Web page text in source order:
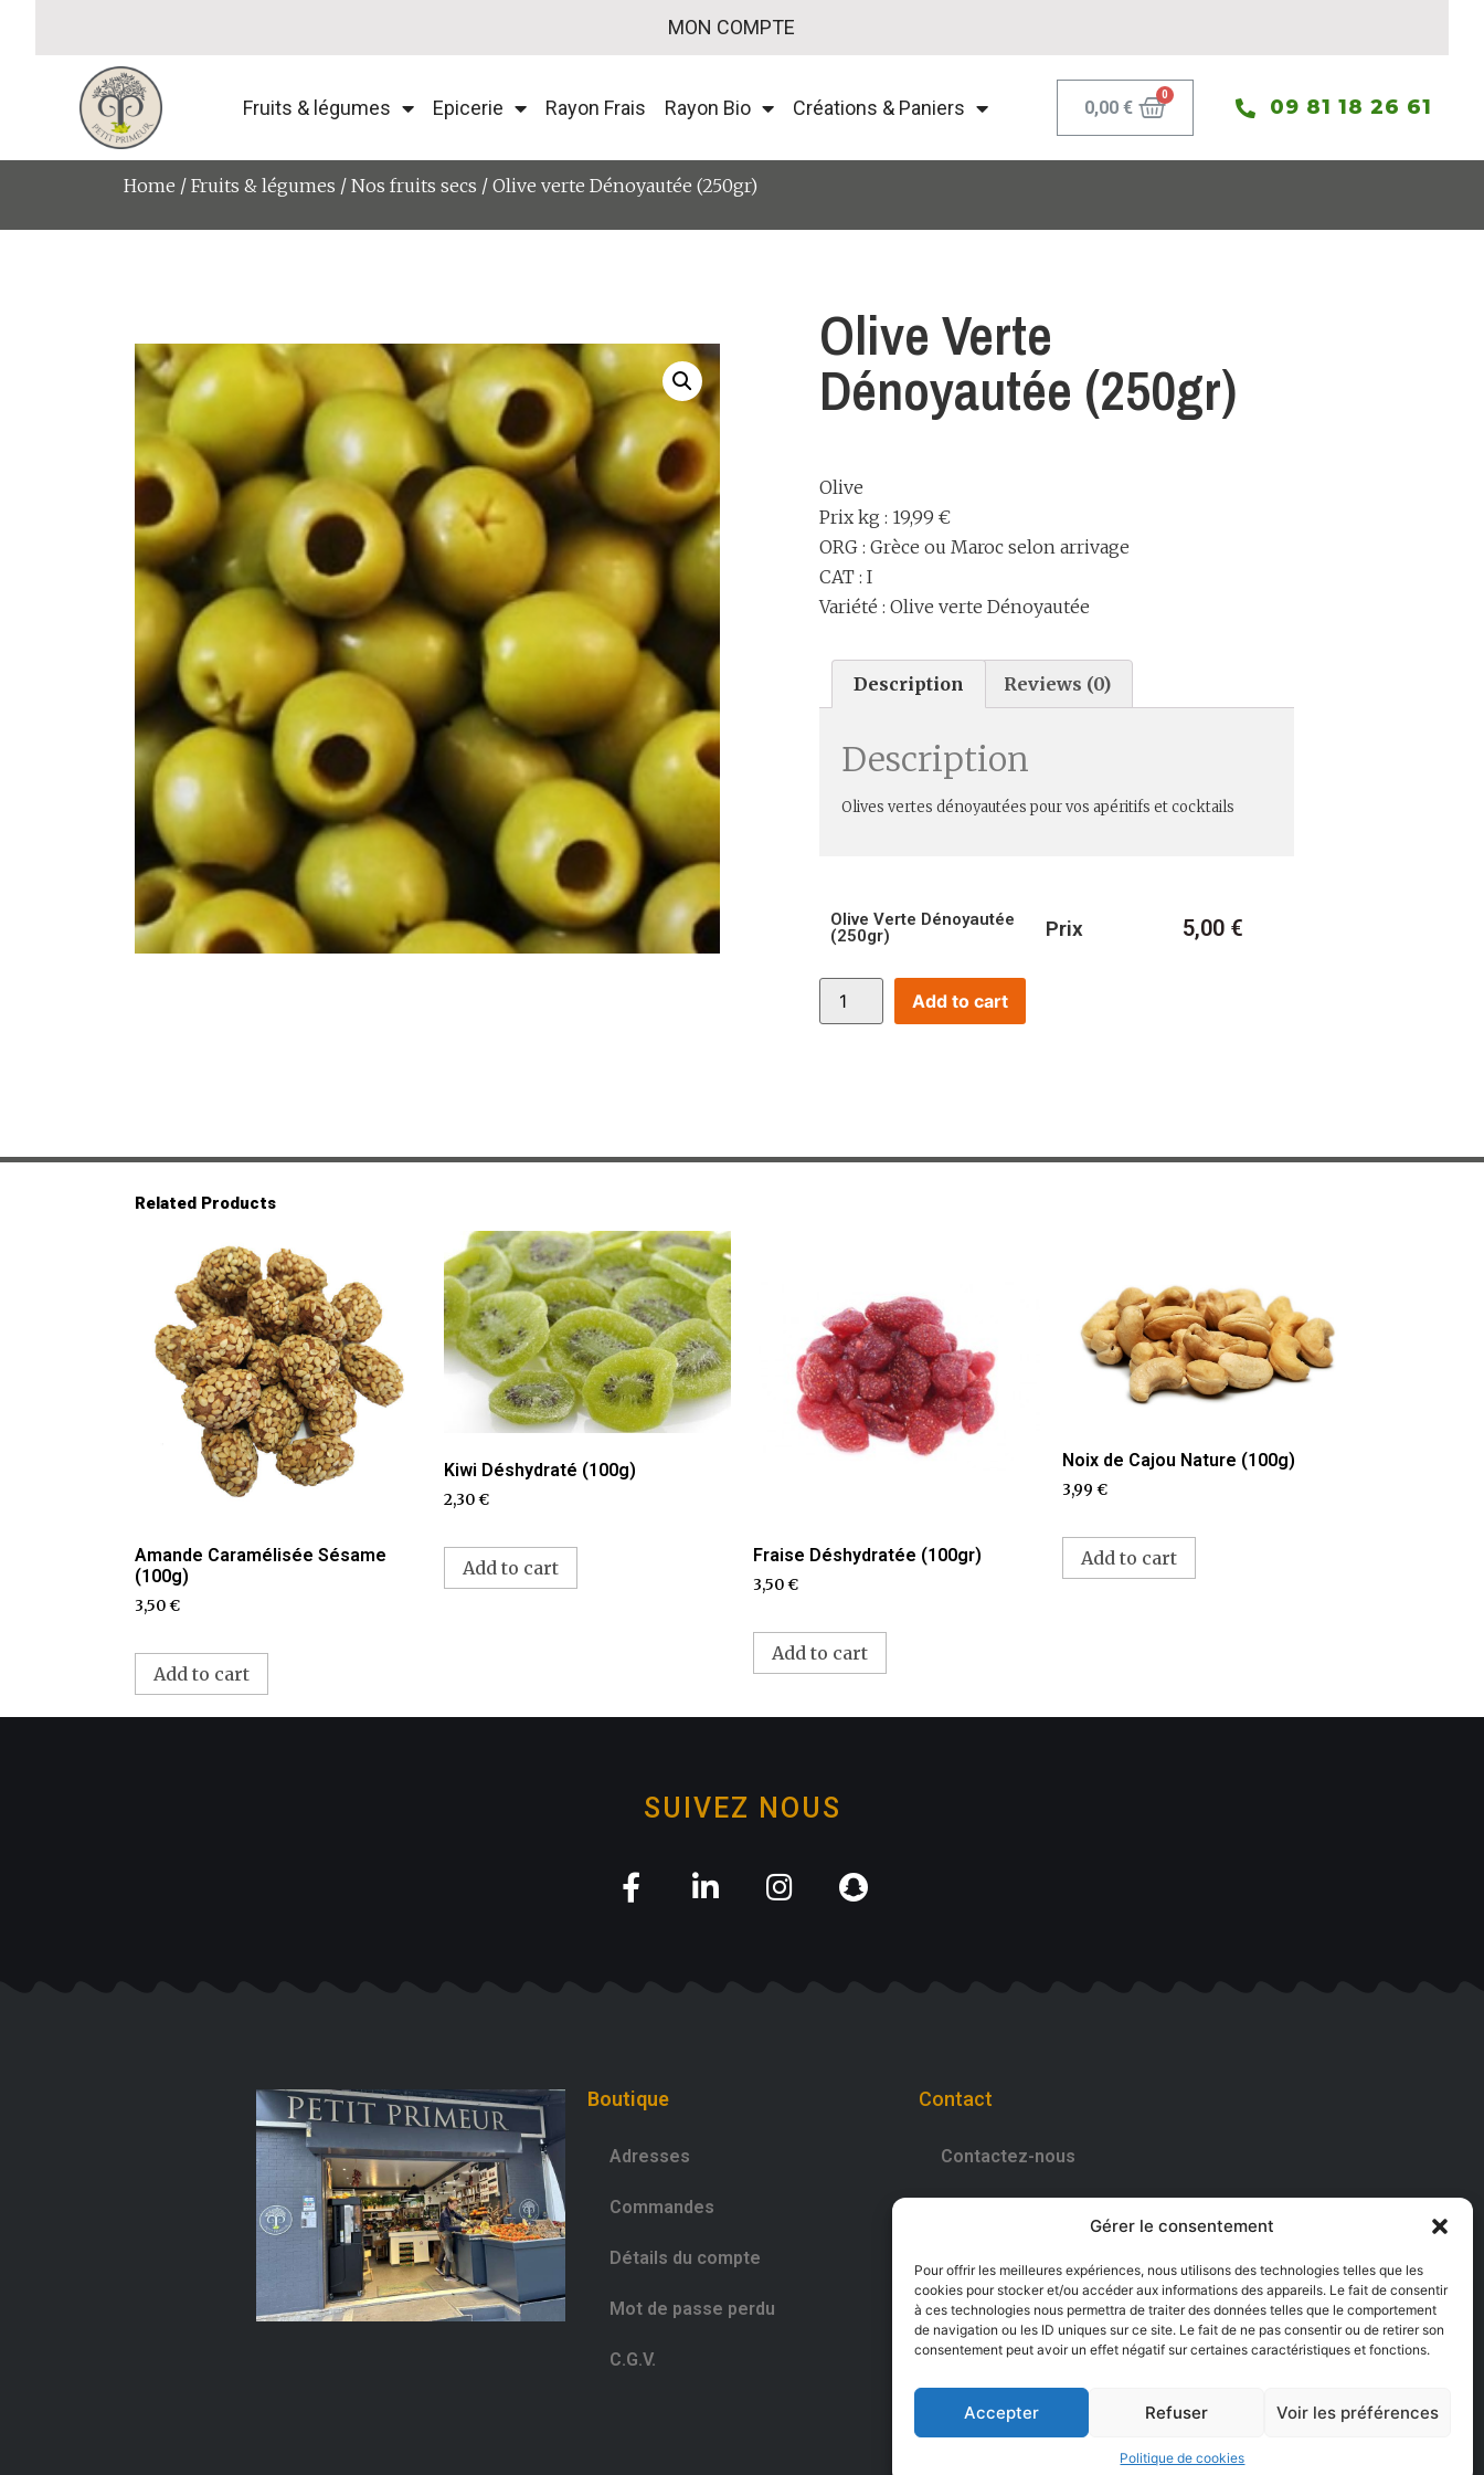
Gérer le consentement
Pour offrir les meilleures expériences, nous utilisons des technologies telles que les
cookies pour stocker et/ou accéder aux informations des appareils. Le fait de consentir
à ces technologies nous permettra de traiter des données telles que le comportement
de navigation ou les ID uniques sur ce site. Le fait de ne pas consentir ou de retirer son
consentement peut avoir un effet négatif sur certaines caractéristiques et fonctions.
Accepter Refuser Voir les préférences
Politique de cookies
MON COMPTE
Fruits & légumes Epicerie Rayon Frais Rayon Bio Créations & Paniers 0,00€ 09 81 18 26 61
Home / Fruits & légumes / Nos fruits secs / Olive verte Dénoyautée (250gr)
Olive Verte
Dénoyautée (250gr)
Olive
Prix kg : 19,99 €
ORG : Grèce ou Maroc selon arrivage
CAT : I
Variété : Olive verte Dénoyautée
Description Reviews (0)
Description
Olives vertes dénoyautées pour vos apéritifs et cocktails
Olive Verte Dénoyautée
(250gr)
Prix 5,00 €
Add to cart
Related Products
Amande Caramélisée Sésame
(100g)
3,50€
Add to cart
Kiwi Déshydraté (100g)
2,30€
Add to cart
Fraise Déshydratée (100gr)
3,50€
Add to cart
Noix de Cajou Nature (100g)
3,99 €
Add to cart
SUIVEZ NOUS
Boutique
Adresses
Commandes
Détails du compte
Mot de passe perdu
C.G.V.
Contact
Contactez-nous